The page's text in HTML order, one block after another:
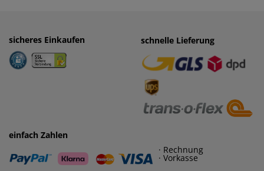
sicheres Einkaufen einfaches Zahlen
· Rechnung
· Vorkasse
schnelle Lieferung
einfach Zahlen
· Rechnung
· Vorkasse